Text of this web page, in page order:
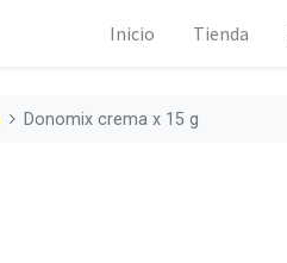
Inicio Tienda
Donomix crema x 15 g